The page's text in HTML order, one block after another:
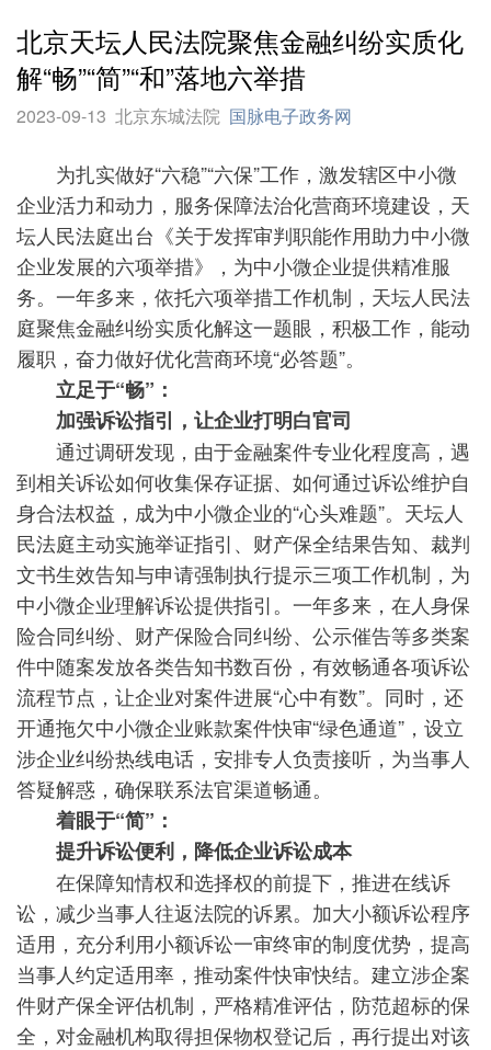
北京天坛人民法院聚焦金融纠纷实质化
解“畅”“简”“和”落地六举措
2023-09-13 北京东城法院 国脉电子政务网
为扎实做好“六稳”“六保”工作，激发辖区中小微
企业活力和动力，服务保障法治化营商环境建设，天
坛人民法庭出台《关于发挥审判职能作用助力中小微
企业发展的六项举措》，为中小微企业提供精准服
务。一年多来，依托六项举措工作机制，天坛人民法
庭聚焦金融纠纷实质化解这一题眼，积极工作，能动
履职，奋力做好优化营商环境“必答题”。
立足于“畅”：
加强诉讼指引，让企业打明白官司
通过调研发现，由于金融案件专业化程度高，遇
到相关诉讼如何收集保存证据、如何通过诉讼维护自
身合法权益，成为中小微企业的“心头难题”。天坛人
民法庭主动实施举证指引、财产保全结果告知、裁判
文书生效告知与申请强制执行提示三项工作机制，为
中小微企业理解诉讼提供指引。一年多来，在人身保
险合同纠纷、财产保险合同纠纷、公示催告等多类案
件中随案发放各类告知书数百份，有效畅通各项诉讼
流程节点，让企业对案件进展“心中有数”。同时，还
开通拖欠中小微企业账款案件快审“绿色通道”，设立
涉企业纠纷热线电话，安排专人负责接听，为当事人
答疑解惑，确保联系法官渠道畅通。
着眼于“简”：
提升诉讼便利，降低企业诉讼成本
在保障知情权和选择权的前提下，推进在线诉
讼，减少当事人往返法院的诉累。加大小额诉讼程序
适用，充分利用小额诉讼一审终审的制度优势，提高
当事人约定适用率，推动案件快审快结。建立涉企案
件财产保全评估机制，严格精准评估，防范超标的保
全，对金融机构取得担保物权登记后，再行提出对该